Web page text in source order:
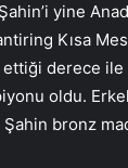
yine
Kısa
ettiği derece ile
oldu.
bronz